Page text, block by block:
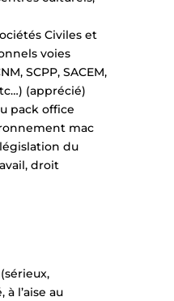
Civiles et
voies
SCPP, SACEM,
(apprécié)
pack office
mac
du
droit
l’aise au